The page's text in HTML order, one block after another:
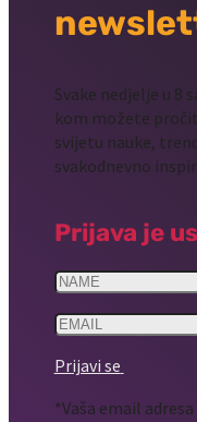
Svake nedjelje u 8
kom možete
svijetu nauke,
svakodnevno
Prijava je
Prijavi se
*Vaša email